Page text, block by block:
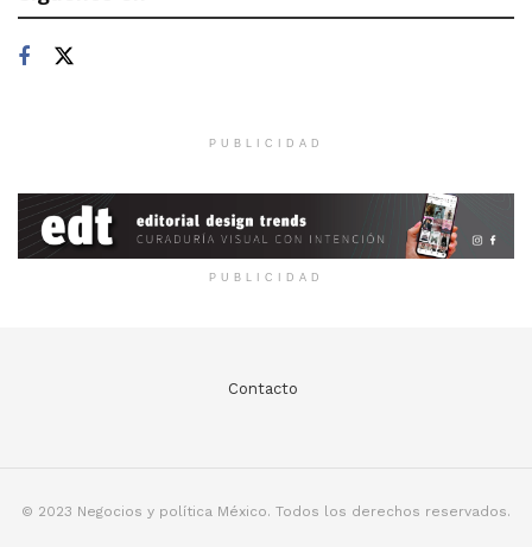
PUBLICIDAD
PUBLICIDAD
Contacto
© 2023 Negocios y política México. Todos los derechos reservados.